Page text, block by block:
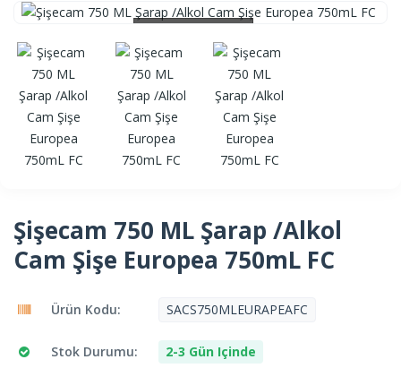
Şişecam 750 ML Şarap /Alkol
Cam Şişe Europea 750mL FC
Ürün Kodu: SACS750MLEURAPEAFC
Stok Durumu: 2-3 Gün Içinde